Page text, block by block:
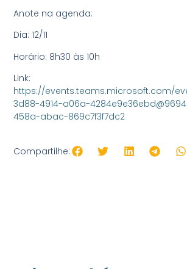
Anote na agenda:
Dia: 12/11
Horário: 8h30 às 10h
Link:
https://events.teams.microsoft.com/
3d88-4914-a06a-
458a-abac-869c7f3f7dc2
Compartilhe: